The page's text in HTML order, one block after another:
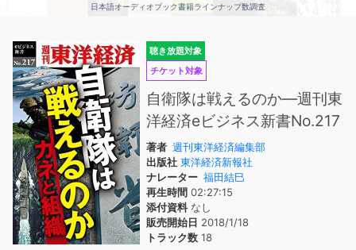
日本語オーディオブック書籍ラインナップ数調査
聴き放題対象
チケット対象
自衛隊は戦えるのか―週刊東
洋経済eビジネス新書No.217
著者 週刊東洋経済編集部
出版社 東洋経済新報社
ナレーター 福田結巳
再生時間 02:27:15
添付資料なし
販売開始日 2018/1/18
トラック数 18